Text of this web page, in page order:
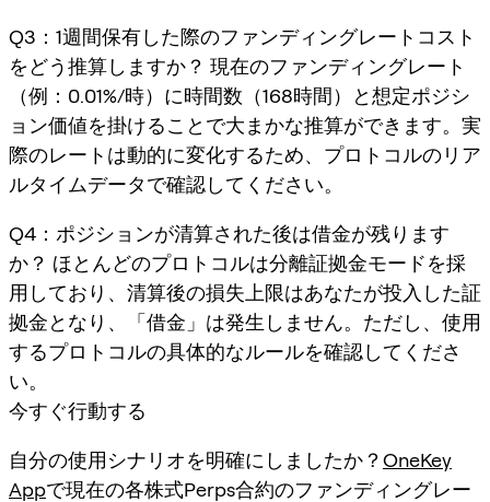
Q3：1週間保有した際のファンディングレートコスト
をどう推算しますか？ 現在のファンディングレート
（例：0.01%/時）に時間数（168時間）と想定ポジシ
ョン価値を掛けることで大まかな推算ができます。実
際のレートは動的に変化するため、プロトコルのリア
ルタイムデータで確認してください。
Q4：ポジションが清算された後は借金が残ります
か？ ほとんどのプロトコルは分離証拠金モードを採
用しており、清算後の損失上限はあなたが投入した証
拠金となり、「借金」は発生しません。ただし、使用
するプロトコルの具体的なルールを確認してくださ
い。
今すぐ行動する
自分の使用シナリオを明確にしましたか？ OneKey
Appで現在の各株式Perps合約のファンディングレー